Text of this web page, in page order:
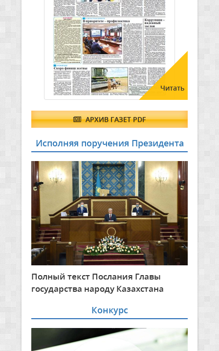
Читать
АРХИВ ГАЗЕТ PDF
Исполняя поручения Президента
Полный текст Послания Главы
государства народу Казахстана
Конкурс